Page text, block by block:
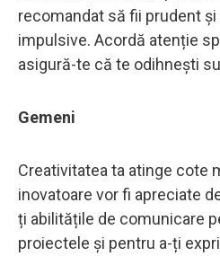
recomandat să fii prudent
impulsive. Acordă atenție
asigură-te că te odihnești
Gemeni
Creativitatea ta atinge cote
inovatoare vor fi apreciate
ți abilitățile de comunicare
proiectele și pentru a-ți